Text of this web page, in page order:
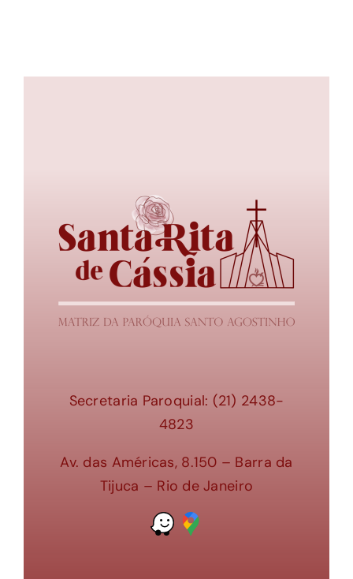
Secretaria Paroquial: (21) 2438-
4823
Av. das Américas, 8.150 – Barra da
Tijuca – Rio de Janeiro